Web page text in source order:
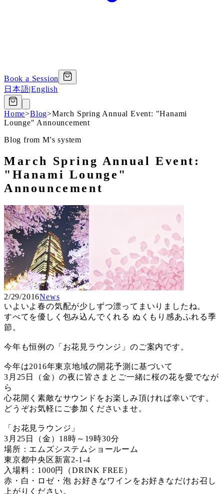
Book a Session
日本語|English
Home>Blog>March Spring Annual Event: "Hanami
Lounge" Announcement
Blog from M's system
March Spring Annual Event:
"Hanami Lounge"
Announcement
2/29/2016News
いよいよ春の気配が少しずつ漂ってまいりましたね。
すべてを優しく包み込んでくれる ぬくもり感あふれる季
節。
今年も恒例の「お花見ラウンジ」のご案内です。
今年は2016年東京地域の開花予測に基づいて
3月25日（金）の夜に皆さまとご一緒に桜の花を愛でなが
ら
心花開く素敵なサウンドをお楽しみ頂ければ幸いです。
どうぞお気軽にご参加くださいませ。
「お花見ラウンジ」
3月25日（金）18時～19時30分
場所：エムズシステムショールーム
東京都中央区新富2-1-4
入場料：1000円（DRINK FREE）
赤・白・ロゼ・泡 お好きなワインをお好きなだけお召し
上がりください。